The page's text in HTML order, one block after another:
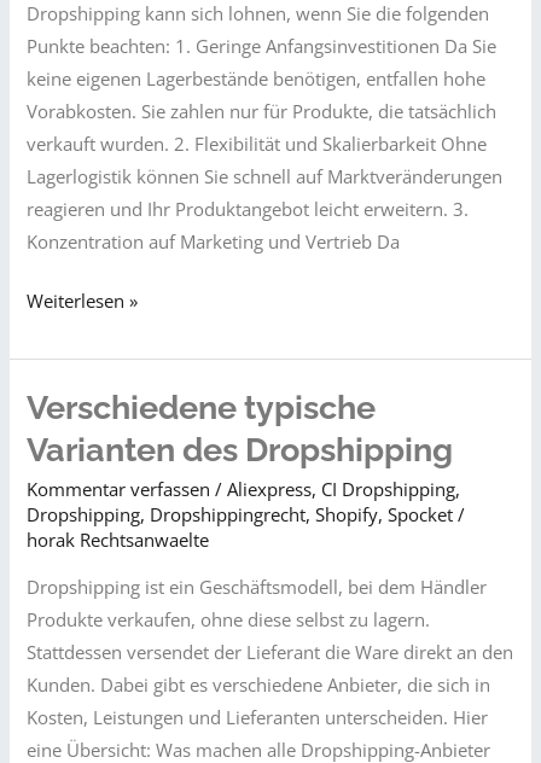
Dropshipping kann sich lohnen, wenn Sie die folgenden
Punkte beachten: 1. Geringe Anfangsinvestitionen Da Sie
keine eigenen Lagerbestände benötigen, entfallen hohe
Vorabkosten. Sie zahlen nur für Produkte, die tatsächlich
verkauft wurden. 2. Flexibilität und Skalierbarkeit Ohne
Lagerlogistik können Sie schnell auf Marktveränderungen
reagieren und Ihr Produktangebot leicht erweitern. 3.
Konzentration auf Marketing und Vertrieb Da
Wie
Dropshipping
sich
Weiterlesen »
Verschiedene typische
Varianten des Dropshipping
Kommentar verfassen /Aliexpress, CI Dropshipping,
Dropshipping, Dropshippingrecht,Shopify,Spocket /
horak Rechtsanwaelte
Dropshipping ist ein Geschäftsmodell, bei dem Händler
Produkte verkaufen, ohne diese selbst zu lagern.
Stattdessen versendet der Lieferant die Ware direkt an den
Kunden. Dabei gibt es verschiedene Anbieter, die sich in
Kosten, Leistungen und Lieferanten unterscheiden. Hier
eine Übersicht: Was machen alle Dropshipping-Anbieter